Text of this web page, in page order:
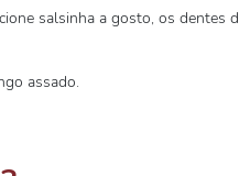
salsinha a gosto, os
assado.